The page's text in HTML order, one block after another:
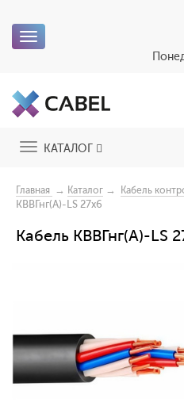
Toggle
ToggleКАТАЛОГ
Главная → Каталог → Кабель
КВВГнг(А)-LS 27х6
Кабель КВВГнг(А)-LS